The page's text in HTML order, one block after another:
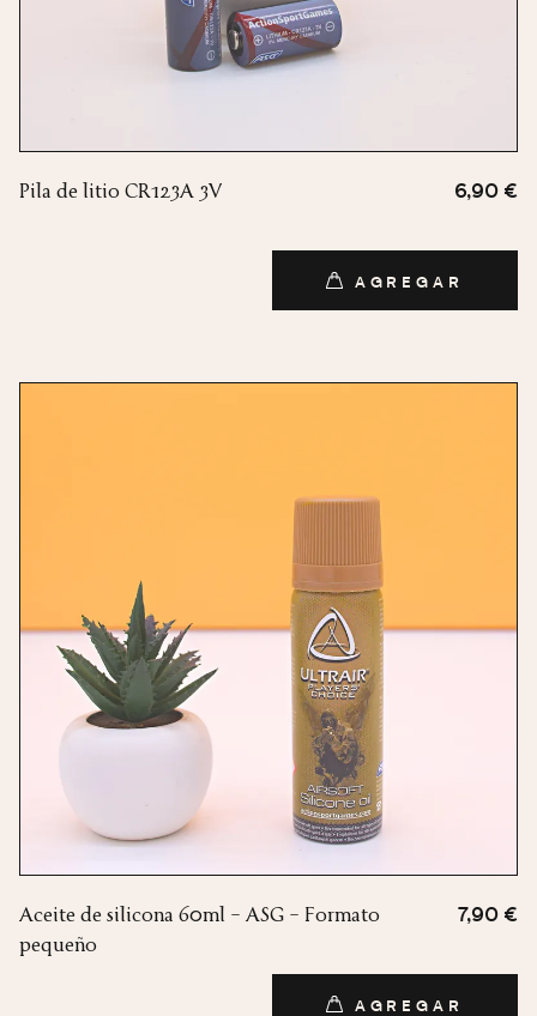
Pila de litio CR123A 3V 6,90 €
AGREGAR
Aceite de silicona 60ml – ASG – Formato
pequeño
7,90 €
AGREGAR